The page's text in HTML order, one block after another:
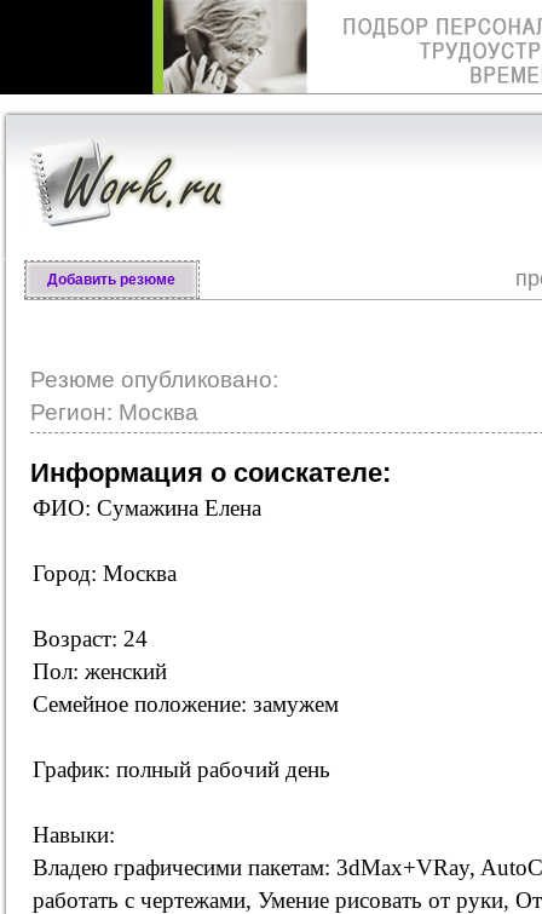
Добавить резюме
Резюме опубликовано:
Регион: Москва
Информация о соискателе:
ФИО: Сумажина Елена
Город: Москва
Возраст: 24
Пол: женский
Семейное положение: замужем
График: полный рабочий день
Навыки:
Владею графичесими пакетам: 3dMax+VRay,
работать с чертежами, Умение рисовать от руки,